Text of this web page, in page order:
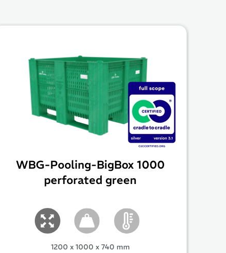
WBG-Pooling-BigBox 1000
perforated green
1200 x 1000 x 740 mm